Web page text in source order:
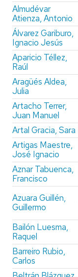
Almudévar
Atienza, Antonio
Álvarez Gariburo,
Ignacio Jesús
Aparicio Téllez,
Raúl
Aragüés Aldea,
Julia
Artacho Terrer,
Juan Manuel
Artal Gracia, Sara
Artigas Maestre,
José Ignacio
Aznar Tabuenca,
Francisco
Azuara Guillén,
Guillermo
Bailón Luesma,
Raquel
Barreiro Rubio,
Carlos